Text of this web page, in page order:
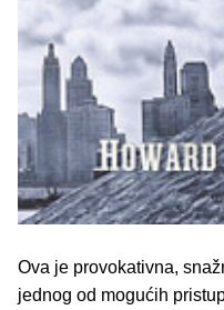
Ova je provokativna,
jednog od mogućih